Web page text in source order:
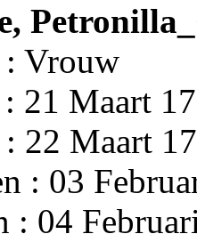
: Vrouw
: 21 Maart
: 22 Maart
: 03
: 04